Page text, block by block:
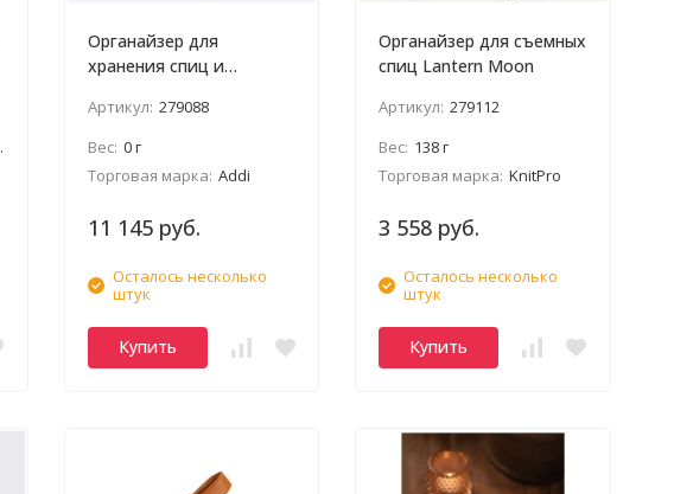
Органайзер для
хранения спиц и
Артикул: 279088
Вес: 0 г
Торговая марка: Addi
11 145 руб.
Осталось несколько
штук
Купить
Органайзер для съемных
спиц Lantern Moon
Артикул: 279112
Вес: 138 г
Торговая марка: KnitPro
3 558 руб.
Осталось несколько
штук
Купить